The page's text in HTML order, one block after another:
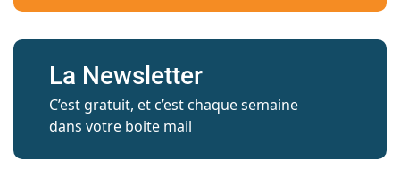
La Newsletter
C’est gratuit, et c’est chaque semaine
dans votre boite mail